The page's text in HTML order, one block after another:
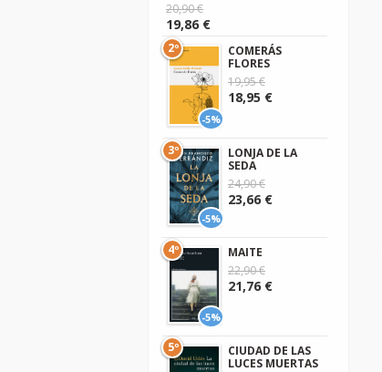
20,90 €
19,86 €
-5%
2º
COMERÁS
FLORES
19,95 €
18,95 €
-5%
3º
LONJA DE LA
SEDA
24,90 €
23,66 €
-5%
4º
MAITE
22,90 €
21,76 €
5º
CIUDAD DE LAS
LUCES MUERTAS